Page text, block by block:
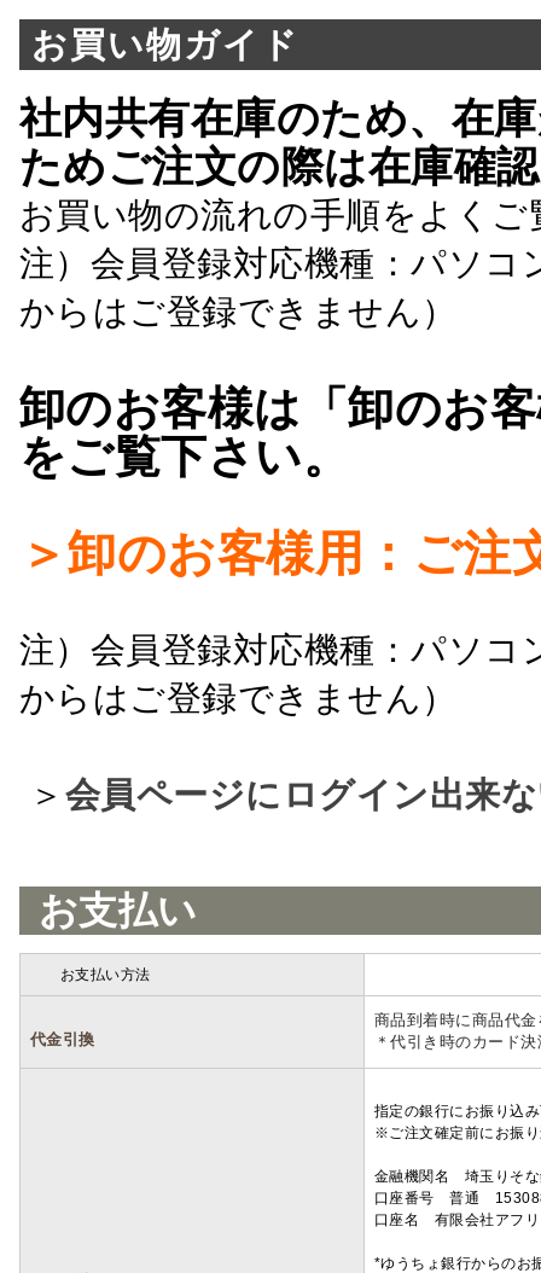
お買い物ガイド
社内共有在庫のため、在
ためご注文の際は在庫確
お買い物の流れの手順をよくご
注）会員登録対応機種：パソ
からはご登録できません）
卸のお客様は「卸のお
をご覧下さい。
＞卸のお客様用：ご注
注）会員登録対応機種：パソ
からはご登録できません）
＞ 会員ページにログイン出来
お支払い
お支払い方法
代金引換
商品到着時に商品代
＊代引き時のカード
指定の銀行にお振り込
※ご注文確定前にお振
金融機関名 埼玉りそ
口座番号 普通
口座名 有限会社アフ
*ゆうちょ銀行からのお